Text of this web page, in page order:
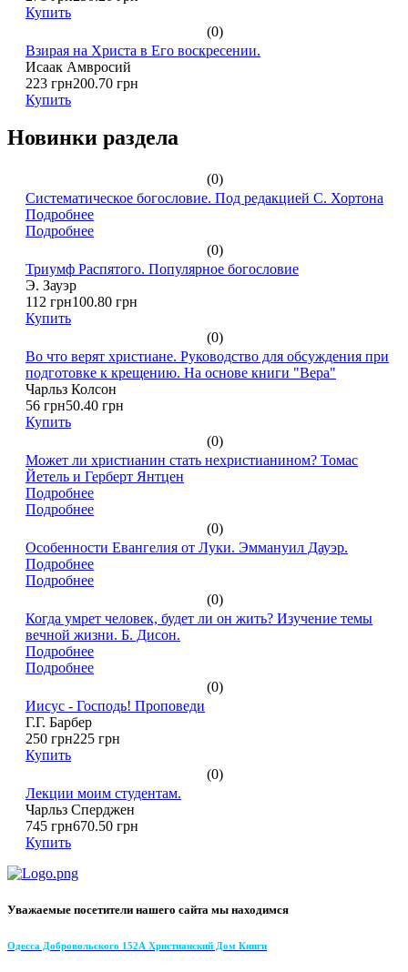
Купить
(0)
Взирая на Христа в Его воскресении.
Исаак Амвросий
223 грн200.70 грн
Купить
Новинки раздела
(0)
Систематическое богословие. Под редакцией С. Хортона
Подробнее
Подробнее
(0)
Триумф Распятого. Популярное богословие
Э. Зауэр
112 грн100.80 грн
Купить
(0)
Во что верят христиане. Руководство для обсуждения при
подготовке к крещению. На основе книги "Вера"
Чарльз Колсон
56 грн50.40 грн
Купить
(0)
Может ли христианин стать нехристианином? Томас
Йетель и Герберт Янтцен
Подробнее
Подробнее
(0)
Особенности Евангелия от Луки. Эммануил Дауэр.
Подробнее
Подробнее
(0)
Когда умрет человек, будет ли он жить? Изучение темы
вечной жизни. Б. Дисон.
Подробнее
Подробнее
(0)
Иисус - Господь! Проповеди
Г.Г. Барбер
250 грн225 грн
Купить
(0)
Лекции моим студентам.
Чарльз Сперджен
745 грн670.50 грн
Купить
Уважаемые посетители нашего сайта мы находимся
Одесса Добровольского 152А Христианский Дом Книги